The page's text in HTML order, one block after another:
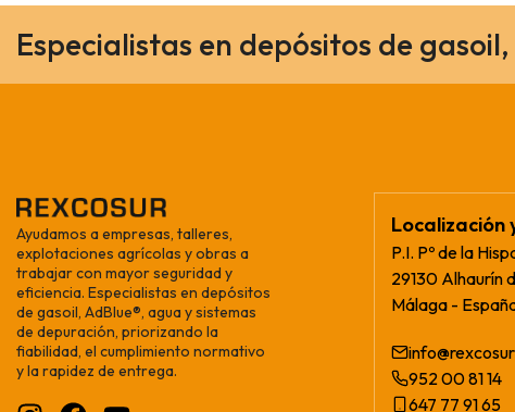
Especialistas en depósitos de
Ayudamos a empresas, talleres,
explotaciones agrícolas y obras a
trabajar con mayor seguridad y
eficiencia. Especialistas en depósitos
de gasoil, AdBlue®, agua y sistemas
de depuración, priorizando la
fiabilidad, el cumplimiento normativo
y la rapidez de entrega.
Localización
P.I. Pº de la
29130 Alhaurín
Málaga -
952 00 81 14
647 77 91 65